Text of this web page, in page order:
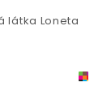
látka Loneta